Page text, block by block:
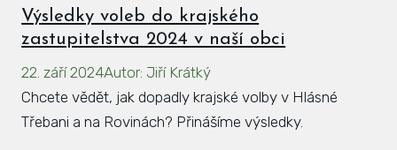
Výsledky voleb do krajského
zastupitelstva 2024 v naší obci
22. září 2024Autor: Jiří Krátký
Chcete vědět, jak dopadly krajské volby v Hlásné
Třebani a na Rovinách? Přinášíme výsledky.